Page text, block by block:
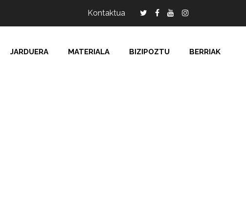
Kontaktua
JARDUERA MATERIALA BIZIPOZTU BERRIAK